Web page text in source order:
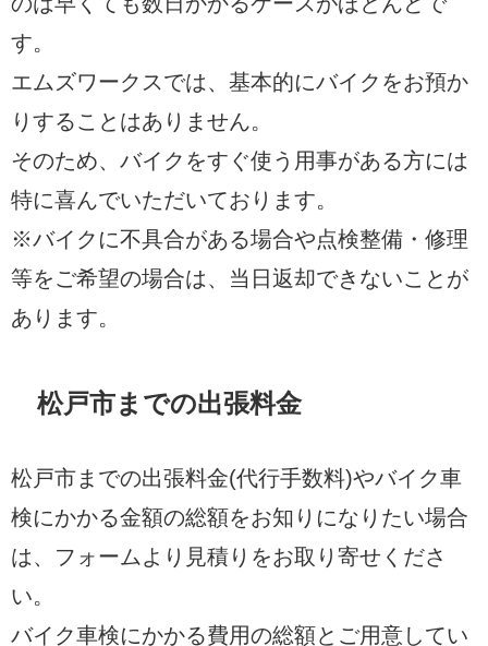
す。
エムズワークスでは、基本的にバイクをお預か
りすることはありません。
そのため、バイクをすぐ使う用事がある方には
特に喜んでいただいております。
※バイクに不具合がある場合や点検整備・修理
等をご希望の場合は、当日返却できないことが
あります。
松戸市までの出張料金
松戸市までの出張料金(代行手数料)やバイク車
検にかかる金額の総額をお知りになりたい場合
は、フォームより見積りをお取り寄せくださ
い。
バイク車検にかかる費用の総額とご用意してい